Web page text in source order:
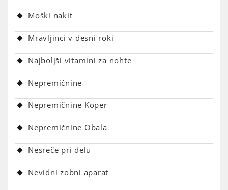
Moški nakit
Mravljinci v desni roki
Najboljši vitamini za nohte
Nepremičnine
Nepremičnine Koper
Nepremičnine Obala
Nesreče pri delu
Nevidni zobni aparat